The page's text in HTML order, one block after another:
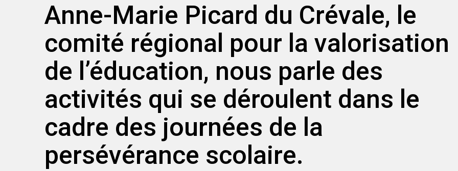
Anne-Marie Picard du Crévale, le
comité régional pour la valorisation
de l’éducation, nous parle des
activités qui se déroulent dans le
cadre des journées de la
persévérance scolaire.